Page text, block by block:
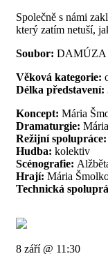
Společně s námi
který zatím netuší,
Soubor: DAMÚZA
Věková kategorie:
Délka představení:
Koncept: Mária
Dramaturgie:
Režijní spolupráce:
Hudba: kolektiv
Scénografie:
Hrají: Mária
Technická
8 září @ 11:30